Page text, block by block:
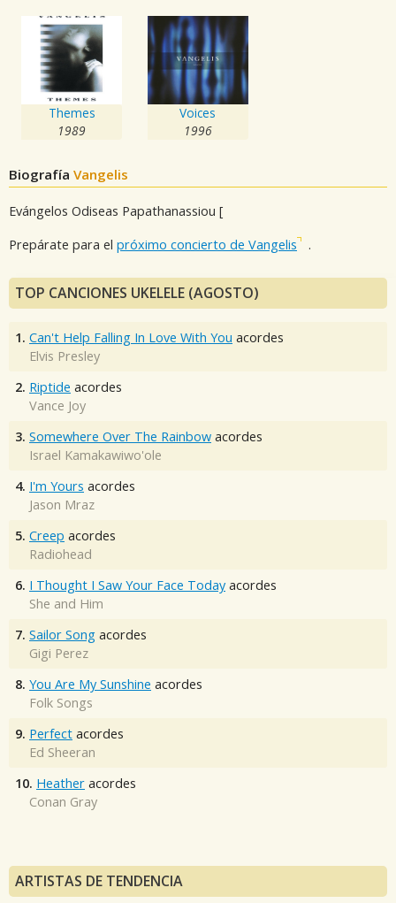
Themes
1989
Voices
1996
Biografía Vangelis
Evángelos Odiseas Papathanassiou [
Prepárate para el próximo concierto de Vangelis .
TOP CANCIONES UKELELE (AGOSTO)
1. Can't Help Falling In Love With You acordes
Elvis Presley
2. Riptide acordes
Vance Joy
3. Somewhere Over The Rainbow acordes
Israel Kamakawiwo'ole
4. I'm Yours acordes
Jason Mraz
5. Creep acordes
Radiohead
6. I Thought I Saw Your Face Today acordes
She and Him
7. Sailor Song acordes
Gigi Perez
8. You Are My Sunshine acordes
Folk Songs
9. Perfect acordes
Ed Sheeran
10. Heather acordes
Conan Gray
ARTISTAS DE TENDENCIA